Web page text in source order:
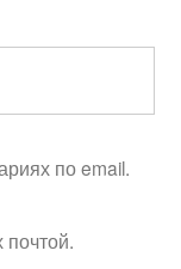
по email.